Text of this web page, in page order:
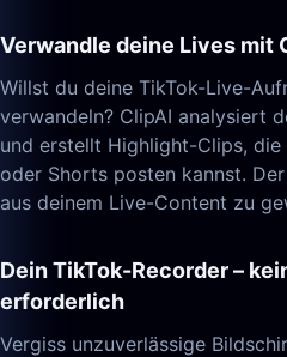
Verwandle deine Lives mit
Willst du deine TikTok-Live-
verwandeln? ClipAI analysiert
und erstellt Highlight-Clips, die
oder Shorts posten kannst.
aus deinem Live-Content zu
Dein TikTok-Recorder –
erforderlich
Vergiss unzuverlässige